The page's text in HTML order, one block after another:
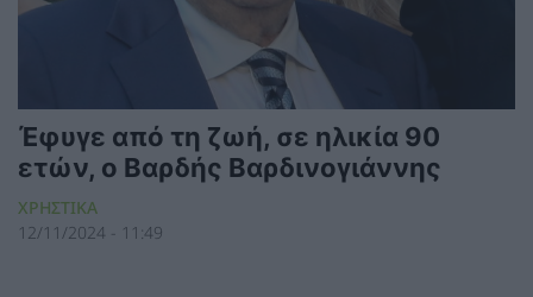
Έφυγε από τη ζωή, σε ηλικία 90
ετών, ο Βαρδής Βαρδινογιάννης
ΧΡΗΣΤΙΚΑ
12/11/2024 - 11:49